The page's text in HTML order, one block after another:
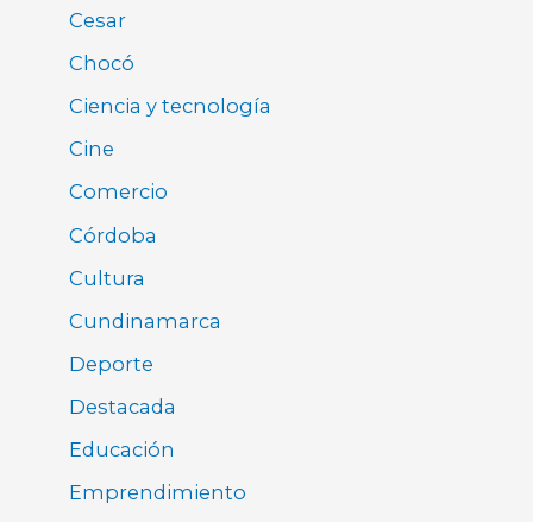
Cesar
Chocó
Ciencia y tecnología
Cine
Comercio
Córdoba
Cultura
Cundinamarca
Deporte
Destacada
Educación
Emprendimiento